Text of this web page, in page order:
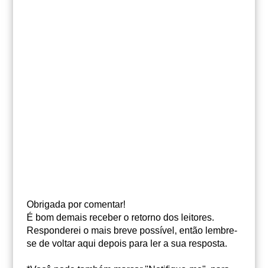
Obrigada por comentar!
É bom demais receber o retorno dos leitores.
Responderei o mais breve possível, então lembre-
se de voltar aqui depois para ler a sua resposta.